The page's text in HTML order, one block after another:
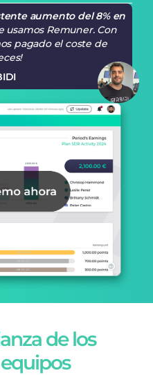
aumento del 8% en
usamos Remuner. Con
pagado el coste de
de los